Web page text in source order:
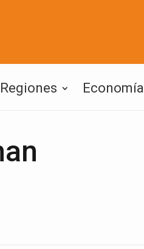
Regiones Economía